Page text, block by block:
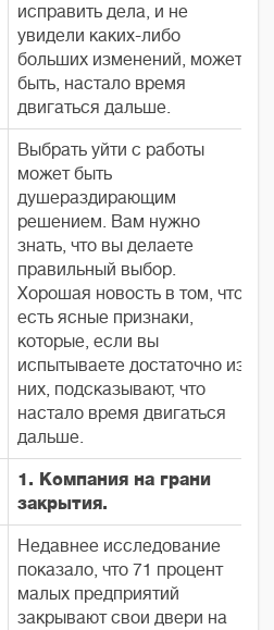
исправить дела, и не
увидели каких-либо
больших изменений, может
быть, настало время
двигаться дальше.
Выбрать уйти с работы
может быть
душераздирающим
решением. Вам нужно
знать, что вы делаете
правильный выбор.
Хорошая новость в том, что
есть ясные признаки,
которые, если вы
испытываете достаточно из
них, подсказывают, что
настало время двигаться
дальше.
1. Компания на грани
закрытия.
Недавнее исследование
показало, что 71 процент
малых предприятий
закрывают свои двери на